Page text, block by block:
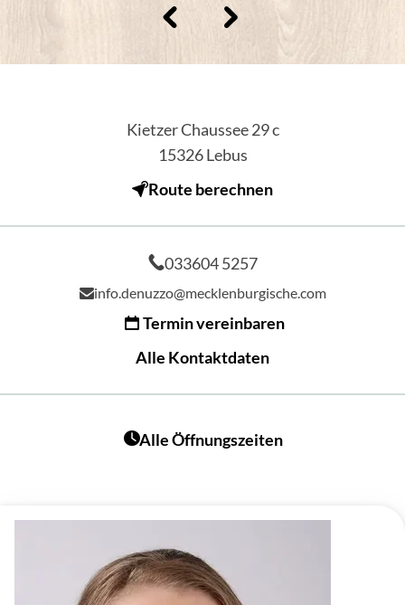
Kietzer Chaussee 29 c
15326 Lebus
Route berechnen
033604 5257
info.denuzzo@mecklenburgische.com
Termin vereinbaren
Alle Kontaktdaten
Alle Öffnungszeiten